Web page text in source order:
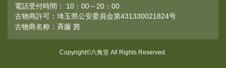
電話受付時間： 10：00～20：00
古物商許可：埼玉県公安委員会第431330021824号
古物商名称：斉藤 茜
Copyright©六角堂 All Rights Reserved.